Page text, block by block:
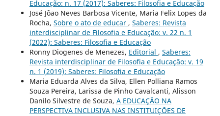
Educação: n. 17 (2017): Saberes: Filosofia e Educação
José Jõao Neves Barbosa Vicente, Maria Felix Lopes da
Rocha, Sobre o ato de educar , Saberes: Revista
interdisciplinar de Filosofia e Educação: v. 22 n. 1
(2022): Saberes: Filosofia e Educação
Ronny Diogenes de Menezes, Editorial , Saberes:
Revista interdisciplinar de Filosofia e Educação: v. 19
n. 1 (2019): Saberes: Filosofia e Educação
Maria Eduarda Alves da Silva, Ellen Polliana Ramos
Souza Pereira, Larissa de Pinho Cavalcanti, Alisson
Danilo Silvestre de Souza, A EDUCAÇÃO NA
PERSPECTIVA INCLUSIVA NAS INSTITUIÇÕES DE